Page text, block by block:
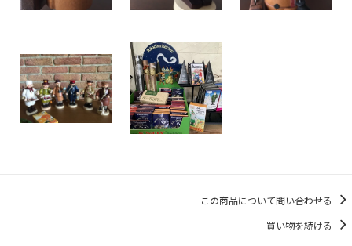
この商品について問い合わせる
買い物を続ける